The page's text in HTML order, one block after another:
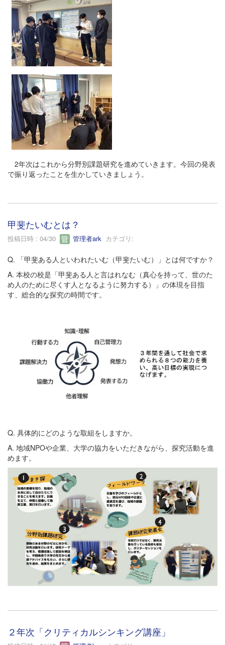
2年次はこれから分野別課題研究を進めていきます。今回の発表
で振り返ったことを生かしていきましょう。
甲斐たいむとは？
投稿日時 : 04/30 管理者ark カテゴリ:
Q. 「甲斐ある人といわれたいむ（甲斐たいむ）」とは何ですか？
A. 本校の校是「甲斐ある人と言はれなむ（真心を持って、世のた
め人のために尽くす人となるように努力する）」の体現を目指
す、総合的な探究の時間です。
Q. 具体的にどのような取組をしますか。
A. 地域NPOや企業、大学の協力をいただきながら、探究活動を進
めます。
２年次「クリティカルシンキング講座」